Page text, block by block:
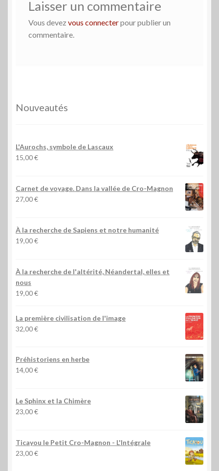
Laisser un commentaire
Vous devez vous connecterpour publier un
commentaire.
Nouveautés
L'Aurochs, symbole de Lascaux
15,00€
Carnet de voyage. Dans la vallée de Cro-Magnon
27,00€
À la recherche de Sapiens et notre humanité
19,00€
À la recherche de l'altérité, Néandertal, elles et
nous
19,00€
La première civilisation de l'image
32,00€
Préhistoriens en herbe
14,00€
Le Sphinx et la Chimère
23,00€
Ticayou le Petit Cro-Magnon - L'Intégrale
23,00€